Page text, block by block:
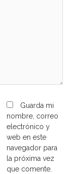
Guarda mi
nombre, correo
electrónico y
web en este
navegador para
la próxima vez
que comente.